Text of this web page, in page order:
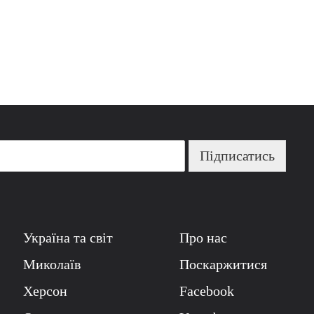
Підписатись
Україна та світ
Миколаїв
Херсон
Про нас
Поскаржитися
Facebook